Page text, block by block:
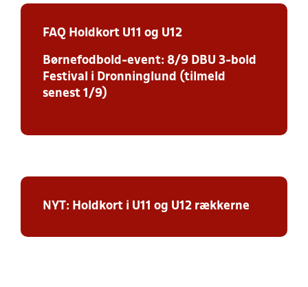
FAQ Holdkort U11 og U12
Børnefodbold-event: 8/9 DBU 3-bold
Festival i Dronninglund (tilmeld
senest 1/9)
NYT: Holdkort i U11 og U12 rækkerne